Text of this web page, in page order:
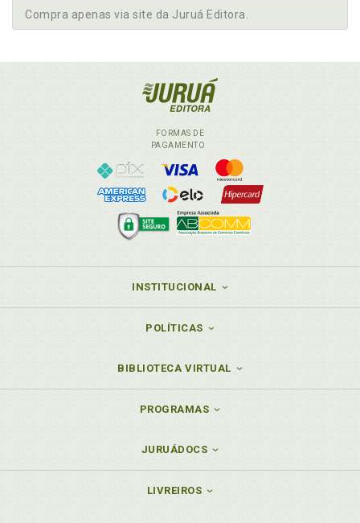
Compra apenas via site da Juruá Editora.
FORMAS DE
PAGAMENTO
INSTITUCIONAL
POLÍTICAS
BIBLIOTECA VIRTUAL
PROGRAMAS
JURUÁDOCS
LIVREIROS